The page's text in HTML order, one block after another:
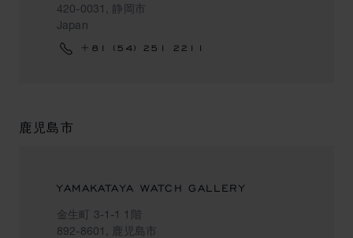
420-0031, 静岡市
Japan
+81 (54) 251 2211
鹿児島市
YAMAKATAYA WATCH GALLERY
金生町 3-1-1 1階
892-8601, 鹿児島市